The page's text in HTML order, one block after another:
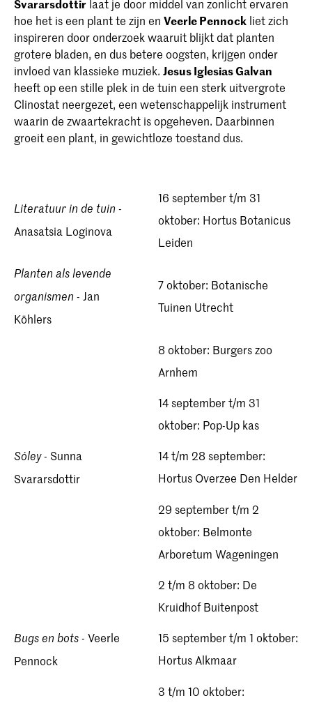
Svararsdottir laat je door middel van zonlicht ervaren
hoe het is een plant te zijn en Veerle Pennock liet zich
inspireren door onderzoek waaruit blijkt dat planten
grotere bladen, en dus betere oogsten, krijgen onder
invloed van klassieke muziek. Jesus Iglesias Galvan
heeft op een stille plek in de tuin een sterk uitvergrote
Clinostat neergezet, een wetenschappelijk instrument
waarin de zwaartekracht is opgeheven. Daarbinnen
groeit een plant, in gewichtloze toestand dus.
Literatuur in de tuin -
Anasatsia Loginova
16 september t/m 31
oktober: Hortus Botanicus
Leiden
Planten als levende
organismen - Jan
Köhlers
7 oktober: Botanische
Tuinen Utrecht
8 oktober: Burgers zoo
Arnhem
14 september t/m 31
oktober: Pop-Up kas
Sóley- Sunna
Svararsdottir
14 t/m 28 september:
Hortus Overzee Den Helder
29 september t/m 2
oktober: Belmonte
Arboretum Wageningen
2 t/m 8 oktober: De
Kruidhof Buitenpost
Bugs en bots- Veerle
Pennock
15 september t/m 1 oktober:
Hortus Alkmaar
3 t/m 10 oktober: